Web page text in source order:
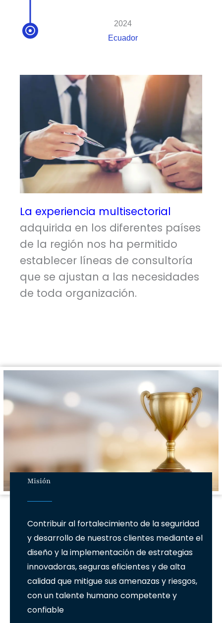
2024
Ecuador
La experiencia multisectorial
adquirida en los diferentes países
de la región nos ha permitido
establecer líneas de consultoría
que se ajustan a las necesidades
de toda organización.
Misión
Contribuir al fortalecimiento de la seguridad
y desarrollo de nuestros clientes mediante el
diseño y la implementación de estrategias
innovadoras, seguras eficientes y de alta
calidad que mitigue sus amenazas y riesgos,
con un talente humano competente y
confiable